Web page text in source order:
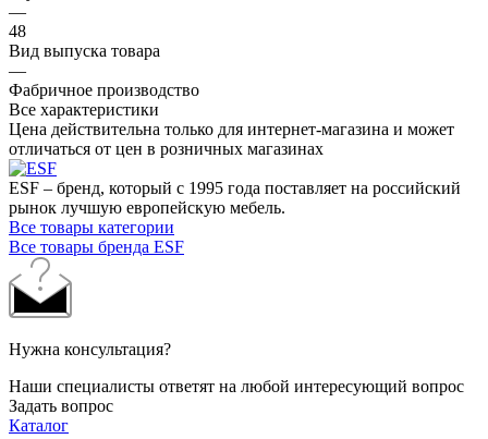
—
48
Вид выпуска товара
—
Фабричное производство
Все характеристики
Цена действительна только для интернет-магазина и может
отличаться от цен в розничных магазинах
ESF – бренд, который с 1995 года поставляет на российский
рынок лучшую европейскую мебель.
Все товары категории
Все товары бренда ESF
Нужна консультация?
Наши специалисты ответят на любой интересующий вопрос
Задать вопрос
Каталог